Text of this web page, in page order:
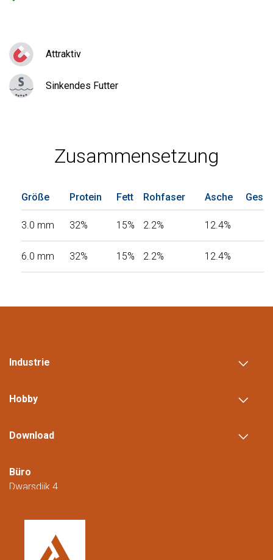
Attraktiv
Sinkendes Futter
Zusammensetzung
Größe Protein Fett Rohfaser Asche
3.0 mm 32% 15% 2.2% 12.4%
6.0 mm 32% 15% 2.2% 12.4%
Industrie
Hobby
Download
Büro
Dwarsdijk 4
Niederlande